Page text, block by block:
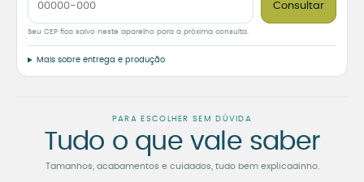
Consultar
Seu CEP fica salvo neste aparelho para a próxima consulta.
Mais sobre entrega e produção
PARA ESCOLHER SEM DÚVIDA
Tudo o que vale saber
Tamanhos, acabamentos e cuidados, tudo bem explicadinho.